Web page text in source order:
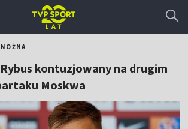
kontuzjowany na drugim
Moskwa